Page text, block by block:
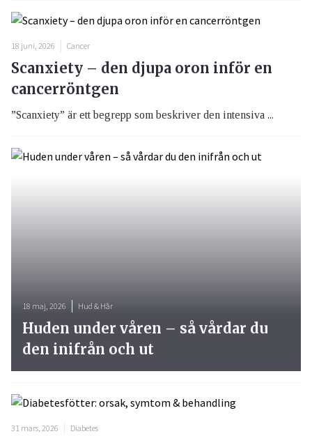
18 juni, 2026 Cancer
Scanxiety – den djupa oron inför en
cancerröntgen
”Scanxiety” är ett begrepp som beskriver den intensiva ...
18 maj, 2026 Hud & Hår
Huden under våren – så vårdar du
den inifrån och ut
31 mars, 2026 Diabetes